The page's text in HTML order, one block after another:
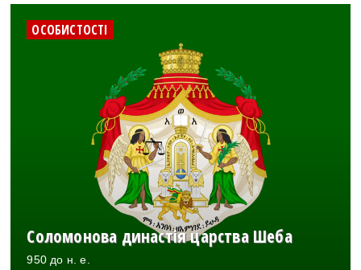
ОСОБИСТОСТІ
Соломонова династія царства Шеба
950 до н. е.